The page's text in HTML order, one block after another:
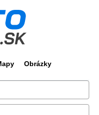
Obrázky